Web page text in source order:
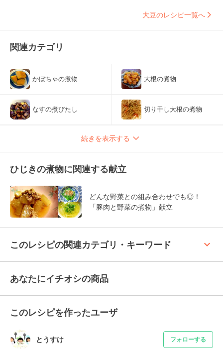
大豆のレシピ一覧へ
関連カテゴリ
かぼちゃの煮物 大根の煮物
なすの煮びたし 切り干し大根の煮物
続きを表示する
ひじきの煮物に関連する献立
どんな野菜との組み合わせでも◎！
「豚肉と野菜の煮物」献立
このレシピの関連カテゴリ・キーワード keyboard_arrow_up
あなたにイチオシの商品
このレシピを作ったユーザ
とうすけ フォローする